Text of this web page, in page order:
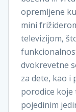
opremljene
mini
televizijom,
dvokrevetne
za dete, kao
porodice
pojedinim